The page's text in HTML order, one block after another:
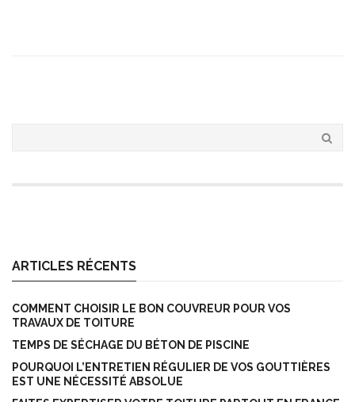
ARTICLES RÉCENTS
COMMENT CHOISIR LE BON COUVREUR POUR VOS
TRAVAUX DE TOITURE
TEMPS DE SÉCHAGE DU BÉTON DE PISCINE
POURQUOI L’ENTRETIEN RÉGULIER DE VOS GOUTTIÈRES
EST UNE NÉCESSITÉ ABSOLUE